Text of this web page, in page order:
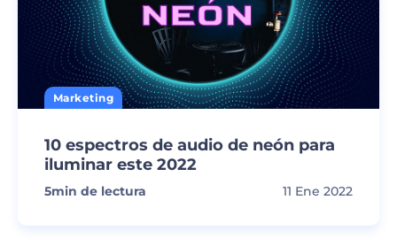
Marketing
10 espectros de audio de neón para
iluminar este 2022
5min de lectura 11 Ene 2022